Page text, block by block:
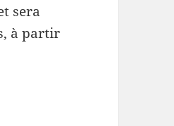
sera
à partir